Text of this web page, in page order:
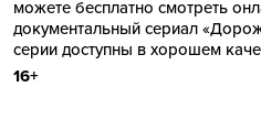
можете бесплатно смотреть
документальный сериал
серии доступны в хорошем
16+